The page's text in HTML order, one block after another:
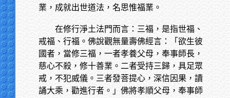
業，成就出世道法，名思惟福業。
在修行淨土法門而言：三福，是指世福、
戒福、行福。佛說觀無量壽佛經言：「欲生彼
國者，當修三福，一者孝養父母，奉事師長，
慈心不殺，修十善業。二者受持三歸，具足眾
戒，不犯威儀。三者發菩提心，深信因果，讀
誦大乘，勸進行者。」佛將孝順父母，奉事師